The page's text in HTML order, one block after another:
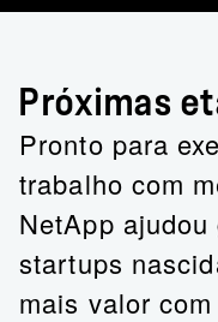
Próximas
Pronto para
trabalho com
NetApp
startups
mais valor